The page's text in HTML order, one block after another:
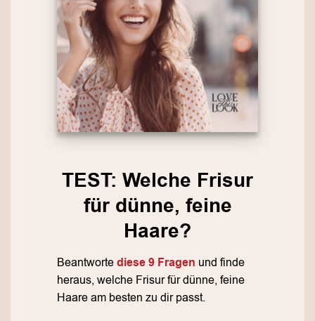
TEST: Welche Frisur
für dünne, feine
Haare?
Beantwortediese 9 Fragen und finde
heraus, welche Frisur für dünne, feine
Haare am besten zu dir passt.